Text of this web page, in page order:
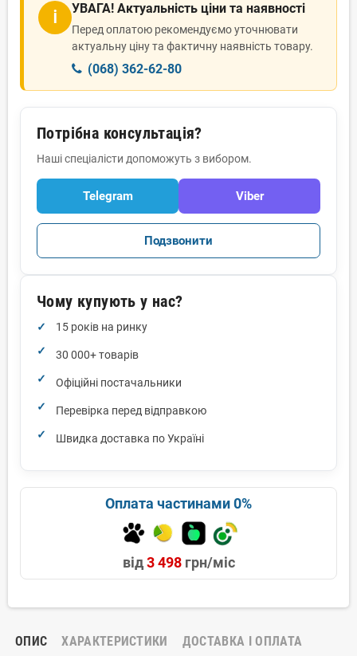
ℹ УВАГА! Актуальність ціни та наявності
Перед оплатою рекомендуємо уточнювати
актуальну ціну та фактичну наявність товару.
(068) 362-62-80
Потрібна консультація?
Наші спеціалісти допоможуть з вибором.
Telegram Viber
Подзвонити
Чому купують у нас?
15 років на ринку
30 000+ товарів
Офіційні постачальники
Перевірка перед відправкою
Швидка доставка по Україні
Оплата частинами 0%
від3 498грн/міс
ОПИС ХАРАКТЕРИСТИКИ
ДОСТАВКА І ОПЛАТА